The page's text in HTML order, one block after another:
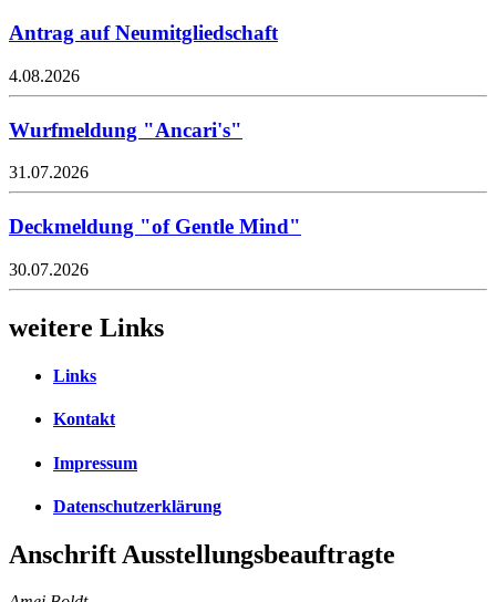
Antrag auf Neumitgliedschaft
4.08.2026
Wurfmeldung "Ancari's"
31.07.2026
Deckmeldung "of Gentle Mind"
30.07.2026
weitere Links
Links
Kontakt
Impressum
Datenschutzerklärung
Anschrift Ausstellungsbeauftragte